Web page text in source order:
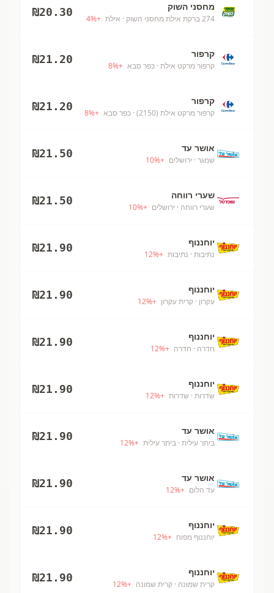
מחסני השוק
274 ברקת אילת מחסני השוק · אילת +
4%
₪20.30
קרפור
קרפור מרקט אילת · כפר סבא +
8%
₪21.20
קרפור
קרפור מרקט אילת (2150) · כפר סבא +
8%
₪21.20
אושר עד
שמגר · ירושלים +
10%
₪21.50
שערי רווחה
שערי רווחה · ירושלים +
10%
₪21.50
יוחננוף
נתיבות · נתיבות +
12%
₪21.90
יוחננוף
עקרון · קרית עקרון +
12%
₪21.90
יוחננוף
חדרה · חדרה +
12%
₪21.90
יוחננוף
שדרות · שדרות +
12%
₪21.90
אושר עד
ביתר עילית · ביתר עילית +
12%
₪21.90
אושר עד
עד הלום +
12%
₪21.90
יוחננוף
יוחננוף מפוח +
12%
₪21.90
יוחננוף
קרית שמונה · קרית שמונה +
12%
₪21.90